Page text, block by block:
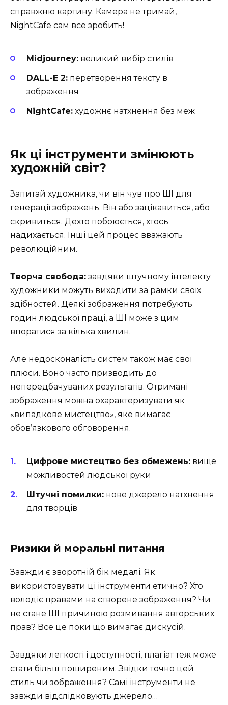
справжню картину. Камера не тримай,
NightCafe сам все зробить!
Midjourney: великий вибір стилів
DALL-E 2: перетворення тексту в
зображення
NightCafe: художнє натхнення без меж
Як ці інструменти змінюють
художній світ?
Запитай художника, чи він чув про ШІ для
генерації зображень. Він або зацікавиться, або
скривиться. Дехто побоюється, хтось
надихається. Інші цей процес вважають
революційним.
Творча свобода: завдяки штучному інтелекту
художники можуть виходити за рамки своїх
здібностей. Деякі зображення потребують
годин людської праці, а ШІ може з цим
впоратися за кілька хвилин.
Але недосконалість систем також має свої
плюси. Воно часто призводить до
непередбачуваних результатів. Отримані
зображення можна охарактеризувати як
«випадкове мистецтво», яке вимагає
обов’язкового обговорення.
Цифрове мистецтво без обмежень: вище
можливостей людської руки
Штучні помилки: нове джерело натхнення
для творців
Ризики й моральні питання
Завжди є зворотній бік медалі. Як
використовувати ці інструменти етично? Хто
володіє правами на створене зображення? Чи
не стане ШІ причиною розмивання авторських
прав? Все це поки що вимагає дискусій.
Завдяки легкості і доступності, плагіат теж може
стати більш поширеним. Звідки точно цей
стиль чи зображення? Самі інструменти не
завжди відслідковують джерело…